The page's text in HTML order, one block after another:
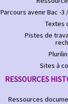
Parcours avenir Bac -3
Textes
Pistes de
Sites à
RESSOURCES
Ressources